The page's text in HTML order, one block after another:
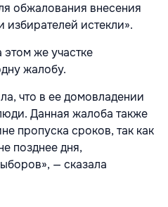
обжалования внесения
избирателей истекли».
же участке
жалобу.
что в ее домовладении
Данная жалоба также
пропуска сроков, так как
позднее дня,
— сказала